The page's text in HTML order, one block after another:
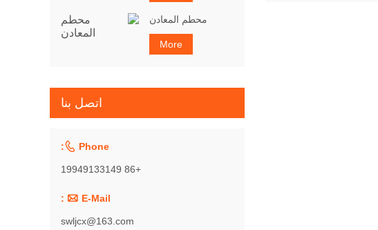
محطم المعادن
More
اتصل بنا
 Phone:
+86 19949133149
 E-Mail :
swljcx@163.com